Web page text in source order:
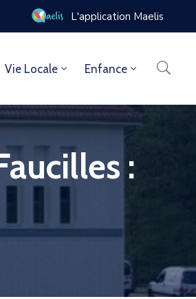
L'application Maelis
Vie Locale Enfance
: